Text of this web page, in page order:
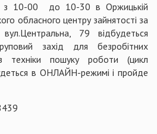
10-00 до 10-30 в Оржицькій
обласного центру зайнятості за
79 відбудеться
захід для безробітних
техніки пошуку роботи (цикл
в ОНЛАЙН-режимі і пройде